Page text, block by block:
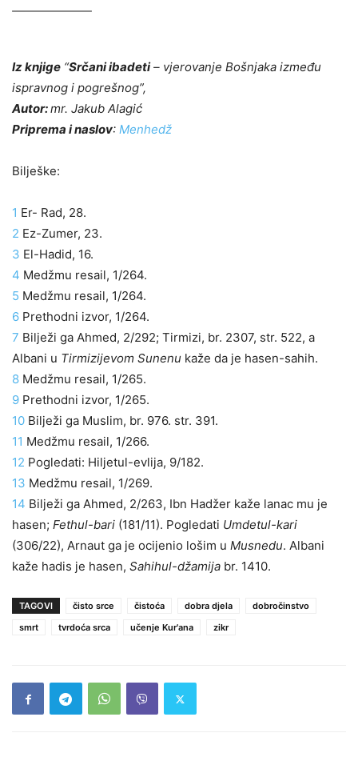
Iz knjige “Srčani ibadeti– vjerovanje Bošnjaka između
ispravnog i pogrešnog”,
Autor:mr. Jakub Alagić
Priprema i naslov: Menhedž
Bilješke:
1 Er- Rad, 28.
2 Ez-Zumer, 23.
3 El-Hadid, 16.
4 Medžmu resail, 1/264.
5 Medžmu resail, 1/264.
6 Prethodni izvor, 1/264.
7 Bilježi ga Ahmed, 2/292; Tirmizi, br. 2307, str. 522, a
Albani u Tirmizijevom Sunenu kaže da je hasen-sahih.
8 Medžmu resail, 1/265.
9 Prethodni izvor, 1/265.
10 Bilježi ga Muslim, br. 976. str. 391.
11 Medžmu resail, 1/266.
12 Pogledati: Hiljetul-evlija, 9/182.
13 Medžmu resail, 1/269.
14 Bilježi ga Ahmed, 2/263, Ibn Hadžer kaže lanac mu je
hasen; Fethul-bari (181/11). Pogledati Umdetul-kari
(306/22), Arnaut ga je ocijenio lošim u Musnedu. Albani
kaže hadis je hasen, Sahihul-džamija br. 1410.
TAGOVI čisto srce čistoća dobra djela
dobročinstvo
smrt
tvrdoća srca učenje Kur'ana zikr